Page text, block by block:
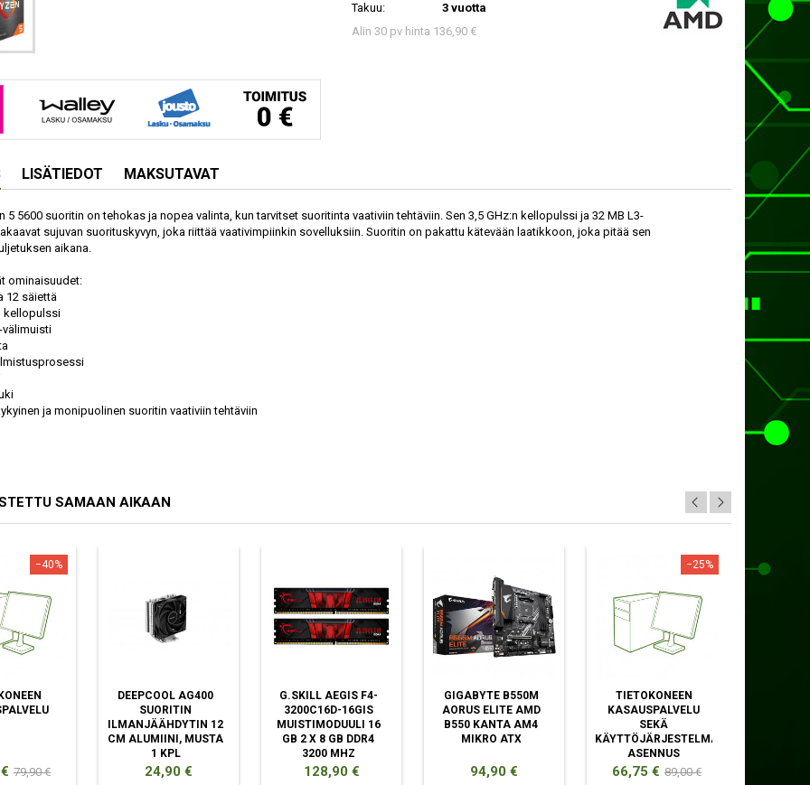
Takuu:
3 vuotta
Alin 30 pv hinta 136,90 €
LISÄTIEDOT MAKSUTAVAT
5 5600 suoritin on tehokas ja nopea valinta, kun tarvitset suoritinta vaativiin tehtäviin. Sen 3,5 GHz:n kellopulssi ja 32 MB L3-
sujuvan suorituskyvyn, joka riittää vaativimpiinkin sovelluksiin. Suoritin on pakattu kätevään laatikkoon, joka pitää sen
aikana.
ominaisuudet:
12 säiettä
kellopulssi
välimuisti
ja monipuolinen suoritin vaativiin tehtäviin
SAMAAN AIKAAN
−40%
Normaali
79,90 €
DEEPCOOL AG400
SUORITIN
ILMANJÄÄHDYTIN 12
CM ALUMIINI, MUSTA
1 KPL
Hinta
24,90 €
G.SKILL AEGIS F4-
3200C16D-16GIS
MUISTIMODUULI 16
GB 2 X 8 GB DDR4
3200 MHZ
Hinta
128,90 €
GIGABYTE B550M
AORUS ELITE AMD
B550 KANTA AM4
MIKRO ATX
Hinta
94,90 €
−25%
TIETOKONEEN
KASAUSPALVELU
SEKÄ
KÄYTTÖJÄRJESTELMÄN
ASENNUS
Hinta
66,75 € Normaali
89,00 €